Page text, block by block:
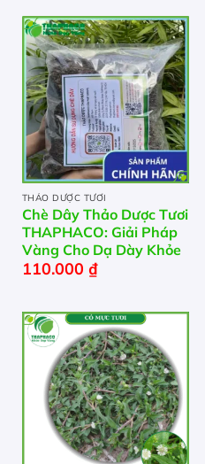
THẢO DƯỢC TƯƠI
Chè Dây Thảo Dược Tươi
THAPHACO: Giải Pháp
Vàng Cho Dạ Dày Khỏe
110.000 ₫